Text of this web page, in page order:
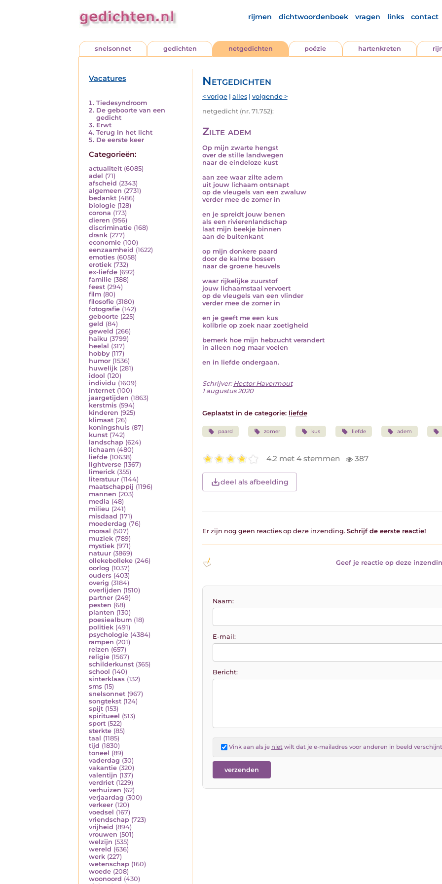
rijmen dichtwoordenboek vragen links contact
snelsonnet gedichten netgedichten poëzie hartenkreten
Vacatures
Tiedesyndroom
De geboorte van een
gedicht
Erwt
Terug in het licht
De eerste keer
Categorieën:
actualiteit (6085)
adel (71)
afscheid (2343)
algemeen (2731)
bedankt (486)
biologie (128)
corona (173)
dieren (956)
discriminatie (168)
drank (277)
economie (100)
eenzaamheid (1622)
emoties (6058)
erotiek (732)
ex-liefde (692)
familie (388)
feest (294)
film (80)
filosofie (3180)
fotografie (142)
geboorte (225)
geld (84)
geweld (266)
haiku (3799)
heelal (317)
hobby (117)
humor (1536)
huwelijk (281)
idool (120)
individu (1609)
internet (100)
jaargetijden (1863)
kerstmis (594)
kinderen (925)
klimaat (26)
koningshuis (87)
kunst (742)
landschap (624)
lichaam (480)
liefde (10638)
lightverse (1367)
limerick (355)
literatuur (1144)
maatschappij (1196)
mannen (203)
media (48)
milieu (241)
misdaad (171)
moederdag (76)
moraal (507)
muziek (789)
mystiek (971)
natuur (3869)
ollekebolleke (246)
oorlog (1037)
ouders (403)
overig (3184)
overlijden (1510)
partner (249)
pesten (68)
planten (130)
poesiealbum (18)
politiek (491)
psychologie (4384)
rampen (201)
reizen (657)
religie (1567)
schilderkunst (365)
school (140)
sinterklaas (132)
sms (15)
snelsonnet (967)
songtekst (124)
spijt (153)
spiritueel (513)
sport (522)
sterkte (85)
taal (1185)
tijd (1830)
toneel (89)
vaderdag (30)
vakantie (320)
valentijn (137)
verdriet (1229)
verhuizen (62)
verjaardag (300)
verkeer (120)
voedsel (167)
vriendschap (723)
vrijheid (894)
vrouwen (501)
welzijn (535)
wereld (636)
werk (227)
wetenschap (160)
woede (208)
woonoord (430)
Netgedichten
< vorige| alles| volgende >
netgedicht (nr. 71.752):
Zilte adem
Op mijn zwarte hengst
over de stille landwegen
naar de eindeloze kust
aan zee waar zilte adem
uit jouw lichaam ontsnapt
op de vleugels van een zwaluw
verder mee de zomer in
en je spreidt jouw benen
als een rivierenlandschap
laat mijn beekje binnen
aan de buitenkant
op mijn donkere paard
door de kalme bossen
naar de groene heuvels
waar rijkelijke zuurstof
jouw lichaamstaal vervoert
op de vleugels van een vlinder
verder mee de zomer in
en je geeft me een kus
kolibrie op zoek naar zoetigheid
bemerk hoe mijn hebzucht verandert
in alleen nog maar voelen
en in liefde ondergaan.
Schrijver: Hector Havermout
1 augustus 2020
Geplaatst in de categorie: liefde
paard zomer kus liefde adem
4.2 met 4 stemmen 387
deel als afbeelding
Er zijn nog geen reacties op deze inzending. Schrijf de eerste reactie!
Geef je reactie op deze
Naam:
E-mail:
Bericht:
Vink aan als je nietwilt dat je e-mailadres voor anderen in beeld verschijnt